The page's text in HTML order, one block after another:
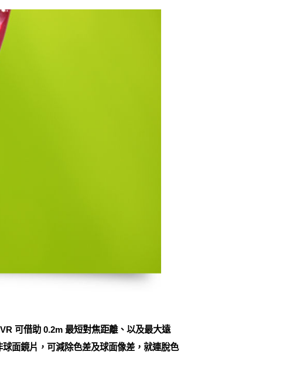
可借助 0.2m 最短對焦距離、以及最大遠
面鏡片，可減除色差及球面像差，就連脫色